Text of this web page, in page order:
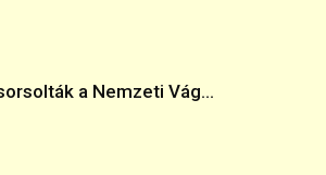
a Nemzeti Vág...